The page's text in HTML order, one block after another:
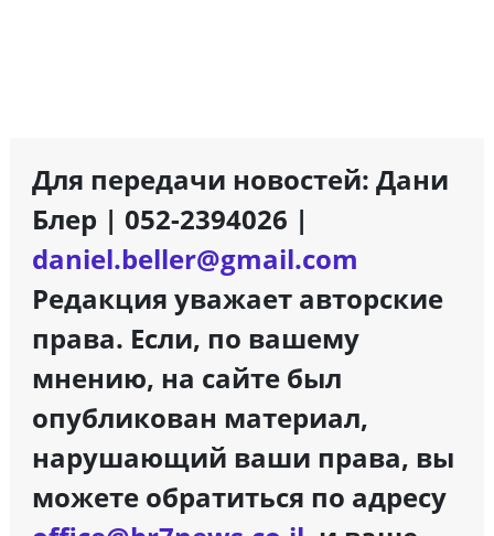
Для передачи новостей: Дани
Блер | 052-2394026 |
daniel.beller@gmail.com
Редакция уважает авторские
права. Если, по вашему
мнению, на сайте был
опубликован материал,
нарушающий ваши права, вы
можете обратиться по адресу